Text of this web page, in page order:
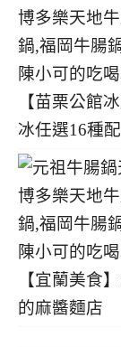
【苗栗公館
冰任選16種
【宜蘭美食
的麻醬麵店